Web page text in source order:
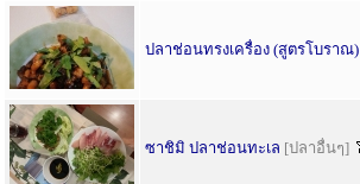
ปลาช่อนทรงเครื่อง (สูตรโบราณ)
ซาชิมิ ปลาช่อนทะเล [ปลาอื่นๆ]